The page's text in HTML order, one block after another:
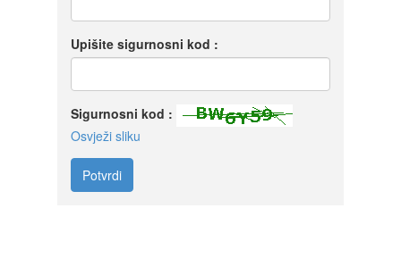
Upišite sigurnosni kod :
Sigurnosni kod :
Osvježi sliku